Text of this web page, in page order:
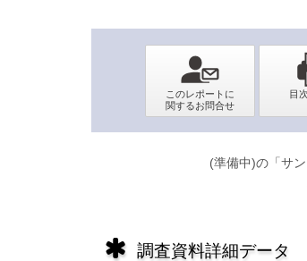
(準備中)の「サ
調査資料詳細データ